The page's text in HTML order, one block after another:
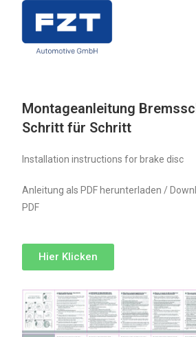
Montageanleitung
Schritt für Schritt
Installation instructions for brake disc
Anleitung als PDF herunterladen /
PDF
Hier Klicken